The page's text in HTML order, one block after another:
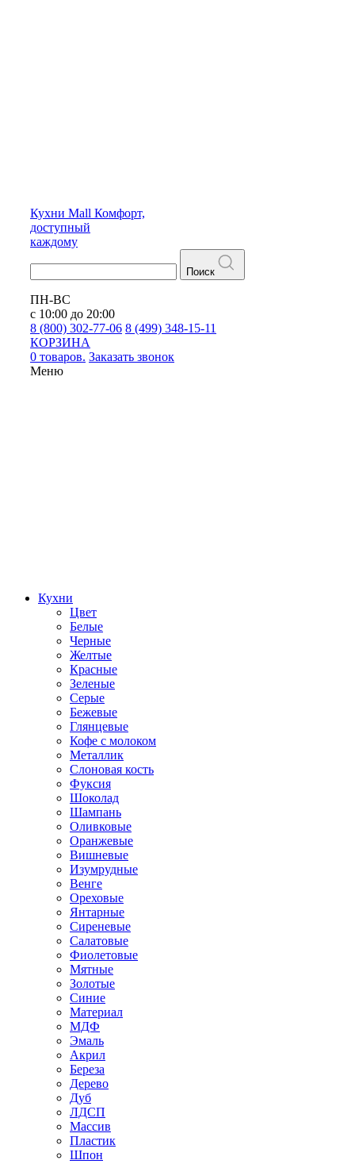
Кухни Mall Комфорт,
доступный
каждому
Поиск
ПН-ВС
с 10:00 до 20:00
8 (800) 302-77-06 8 (499) 348-15-11
КОРЗИНА
0 товаров. Заказать звонок
Меню
Кухни
Цвет
Белые
Черные
Желтые
Красные
Зеленые
Серые
Бежевые
Глянцевые
Кофе с молоком
Металлик
Слоновая кость
Фуксия
Шоколад
Шампань
Оливковые
Оранжевые
Вишневые
Изумрудные
Венге
Ореховые
Янтарные
Сиреневые
Салатовые
Фиолетовые
Мятные
Золотые
Синие
Материал
МДФ
Эмаль
Акрил
Береза
Дерево
Дуб
ЛДСП
Массив
Пластик
Шпон